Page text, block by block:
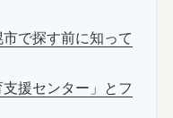
で探す前に知って
援センター」とフ